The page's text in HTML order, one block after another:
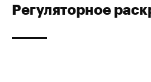
Регуляторное